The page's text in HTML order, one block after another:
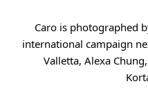
Caro is photographed
international campaign
Valletta, Alexa